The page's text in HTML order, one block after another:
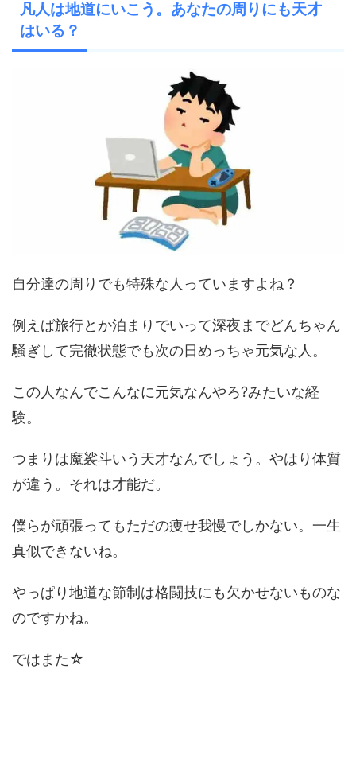
凡人は地道にいこう。あなたの周りにも天才
はいる？
自分達の周りでも特殊な人っていますよね？
例えば旅行とか泊まりでいって深夜までどんちゃん
騒ぎして完徹状態でも次の日めっちゃ元気な人。
この人なんでこんなに元気なんやろ?みたいな経
験。
つまりは魔裟斗いう天才なんでしょう。やはり体質
が違う。それは才能だ。
僕らが頑張ってもただの痩せ我慢でしかない。一生
真似できないね。
やっぱり地道な節制は格闘技にも欠かせないものな
のですかね。
ではまた☆